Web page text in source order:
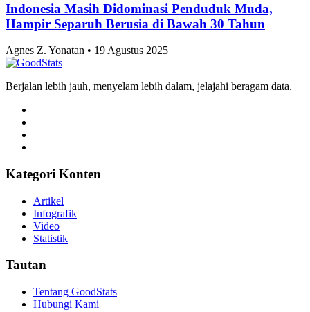
Indonesia Masih Didominasi Penduduk Muda,
Hampir Separuh Berusia di Bawah 30 Tahun
Agnes Z. Yonatan • 19 Agustus 2025
Berjalan lebih jauh, menyelam lebih dalam, jelajahi beragam data.
Kategori Konten
Artikel
Infografik
Video
Statistik
Tautan
Tentang GoodStats
Hubungi Kami